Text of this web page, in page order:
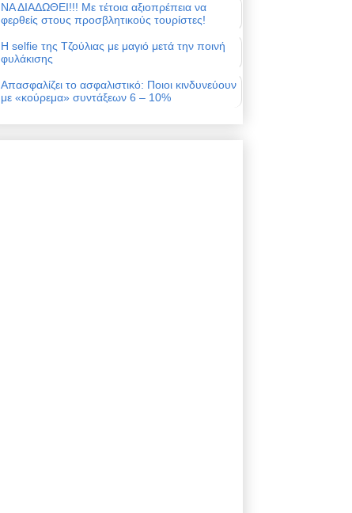
ΝΑ ΔΙΑΔΩΘΕΙ!!! Με τέτοια αξιοπρέπεια να
φερθείς στους προσβλητικούς τουρίστες!
Η selfie της Τζούλιας με μαγιό μετά την ποινή
φυλάκισης
Απασφαλίζει το ασφαλιστικό: Ποιοι κινδυνεύουν
με «κούρεμα» συντάξεων 6 – 10%